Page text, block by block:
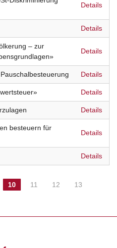
Details
Details
– zur
Details
Details
Details
Details
besteuern für
Details
Details
10 11 12 13